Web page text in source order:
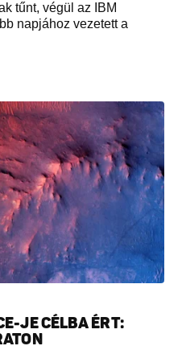
tűnt, végül az IBM
napjához vezetett a
JE CÉLBA ÉRT: